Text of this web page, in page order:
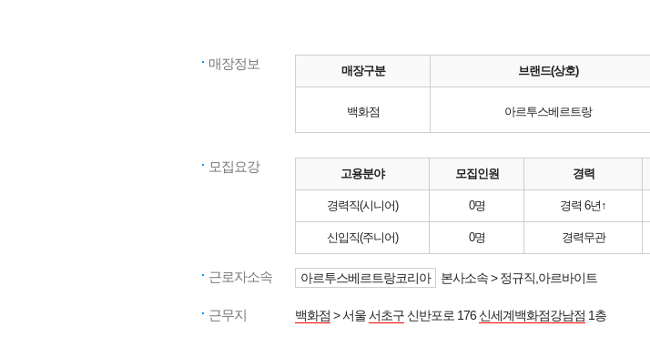
매장정보 매장구분 브랜드(상호)
백화점 아르투스베르트랑
모집요강 고용분야 모집인원 경력
경력직(시니어) 0명 경력 6년↑
신입직(주니어) 0명 경력무관
근로자소속 아르투스베르트랑코리아 본사소속 > 정규직,아르바이트
근무지 백화점 > 서울서초구 신반포로 176 신세계백화점강남점 1층